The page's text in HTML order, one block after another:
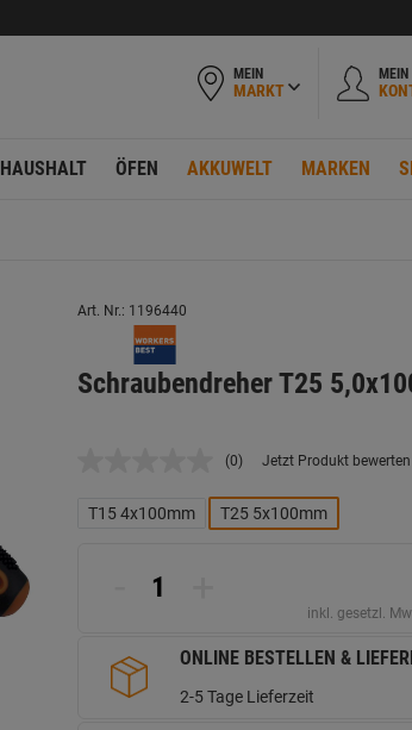
MEIN
MARKT
MEIN
HAUSHALT ÖFEN AKKUWELT MARKEN
Art. Nr.: 1196440
Schraubendreher T25
Kein
Link
auf
(0) Jetzt Produkt bewerten
T15 4x100mm T25 5x100mm
inkl. gesetzl.
ONLINE BESTELLEN &
2-5 Tage Lieferzeit